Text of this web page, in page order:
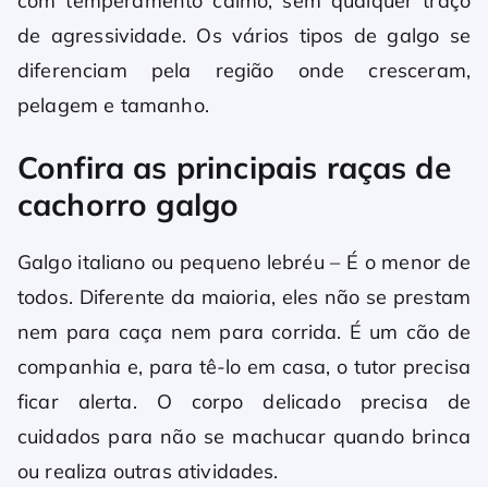
de agressividade. Os vários tipos de galgo se
diferenciam pela região onde cresceram,
pelagem e tamanho.
Confira as principais raças de
cachorro galgo
Galgo italiano ou pequeno lebréu – É o menor de
todos. Diferente da maioria, eles não se prestam
nem para caça nem para corrida. É um cão de
companhia e, para tê-lo em casa, o tutor precisa
ficar alerta. O corpo delicado precisa de
cuidados para não se machucar quando brinca
ou realiza outras atividades.